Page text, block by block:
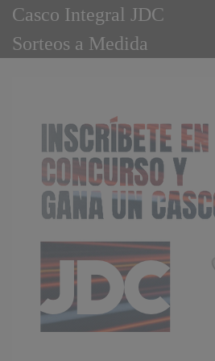
Casco Integral JDC
Sorteos a Medida